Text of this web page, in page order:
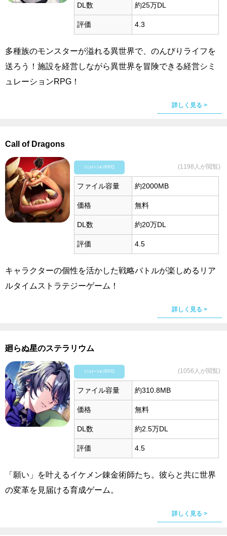
DL数 約25万DL
評価 4.3
多種族のモンスターが溢れる異世界で、のんびりライフを
送ろう！施設を経営しながら異世界を冒険できる経営シミ
ュレーションRPG！
詳しく見る >
Call of Dragons
ｼﾐｭﾚｰｼｮﾝRPG (1198人が閲覧)
ファイル容量 約2000MB
価格 無料
DL数 約20万DL
評価 4.5
キャラクターの個性を活かした戦略バトルが楽しめるリア
ルタイムストラテジーゲーム！
詳しく見る >
廻らぬ星のステラリウム
ｼﾐｭﾚｰｼｮﾝRPG (1056人が閲覧)
ファイル容量 約310.8MB
価格 無料
DL数 約2.5万DL
評価 4.5
「願い」を叶えるイケメン錬金術師たち。彼らと共に世界
の変革を見届ける育成ゲーム。
詳しく見る >